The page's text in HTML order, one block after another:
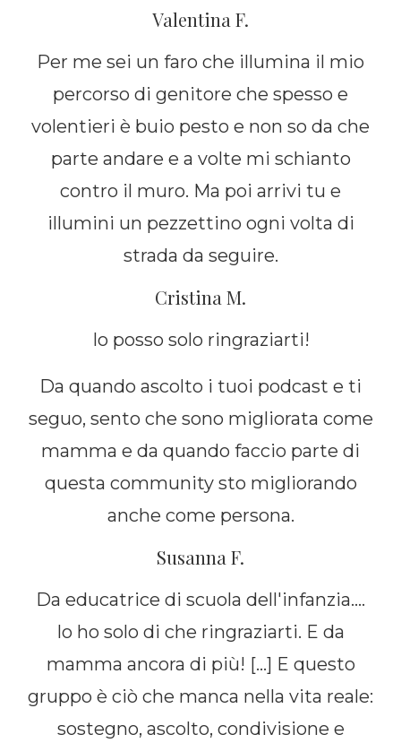
Valentina F.
Per me sei un faro che illumina il mio
percorso di genitore che spesso e
volentieri è buio pesto e non so da che
parte andare e a volte mi schianto
contro il muro. Ma poi arrivi tu e
illumini un pezzettino ogni volta di
strada da seguire.
Cristina M.
Io posso solo ringraziarti!
Da quando ascolto i tuoi podcast e ti
seguo, sento che sono migliorata come
mamma e da quando faccio parte di
questa community sto migliorando
anche come persona.
Susanna F.
Da educatrice di scuola dell'infanzia....
Io ho solo di che ringraziarti. E da
mamma ancora di più! [...] E questo
gruppo è ciò che manca nella vita reale:
sostegno, ascolto, condivisione e